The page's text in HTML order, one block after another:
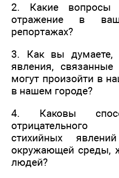
2. Какие
отражение в
репортажах?
3. Как вы думаете,
явления,
могут произойти в
в нашем городе?
4. Каковы
стихийных
окружающей среды,
людей?